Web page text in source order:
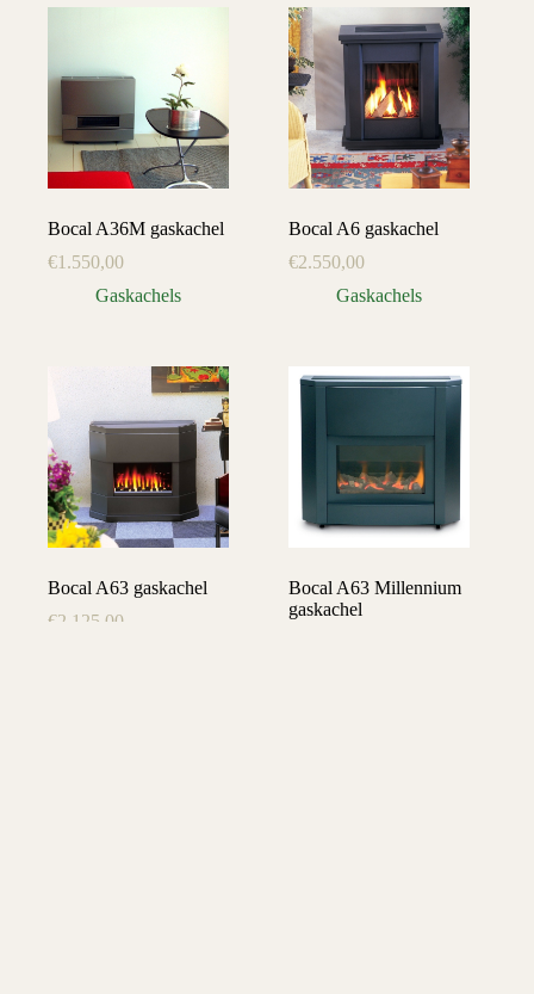
Bocal A36M gaskachel
€1.550,00
Gaskachels
Bocal A6 gaskachel
€2.550,00
Gaskachels
Bocal A63 gaskachel
€2.125,00
Bocal A63 Millennium
gaskachel